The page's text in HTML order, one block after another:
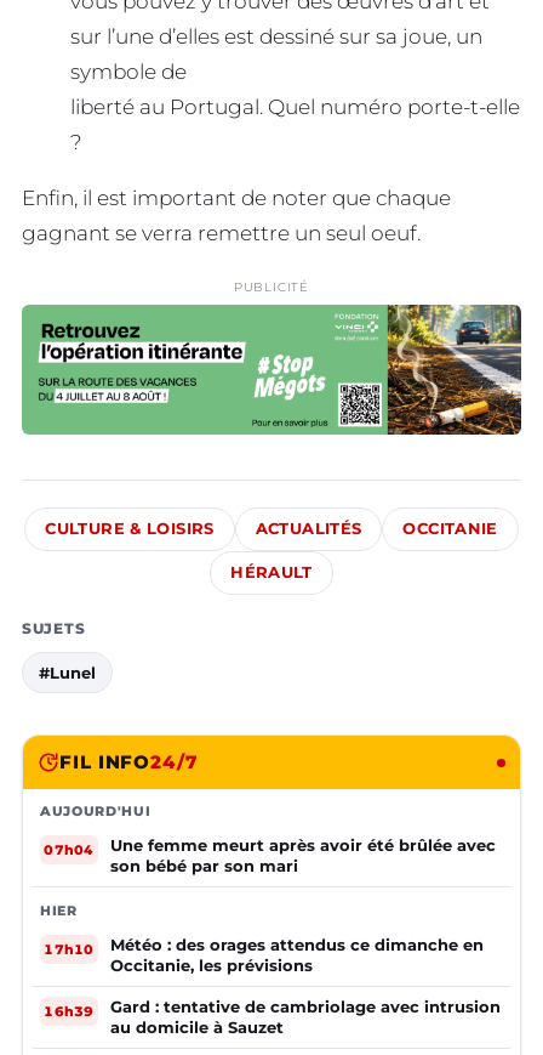
sur l’une d’elles est dessiné sur sa joue, un
symbole de
liberté au Portugal. Quel numéro porte-t-elle
?
Enfin, il est important de noter que chaque
gagnant se verra remettre un seul oeuf.
PUBLICITÉ
CULTURE & LOISIRS ACTUALITÉS OCCITANIE
HÉRAULT
SUJETS
#Lunel
FIL INFO24/7
AUJOURD'HUI
07h04
Une femme meurt après avoir été brûlée avec
son bébé par son mari
HIER
17h10
Météo : des orages attendus ce dimanche en
Occitanie, les prévisions
16h39
Gard : tentative de cambriolage avec intrusion
au domicile à Sauzet